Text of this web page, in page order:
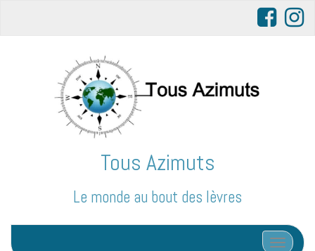
Tous Azimuts
Le monde au bout des lèvres
Afficher/